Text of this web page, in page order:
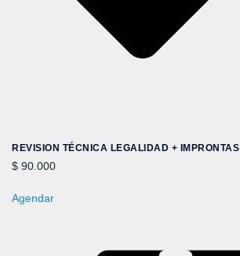
REVISION TÉCNICA LEGALIDAD + IMPRONTAS
$ 90.000
Agendar